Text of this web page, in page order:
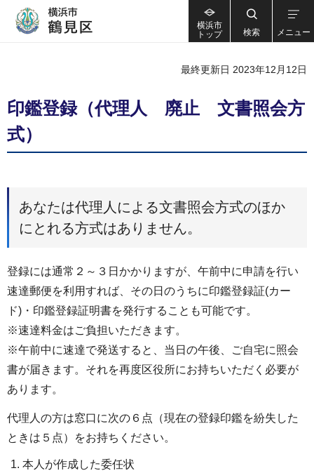
横浜市
トップ
検索 メニュー
最終更新日 2023年12月12日
印鑑登録（代理人 廃止 文書照会方
式）
あなたは代理人による文書照会方式のほか
にとれる方式はありません。
登録には通常２～３日かかりますが、午前中に申請を行い
速達郵便を利用すれば、その日のうちに印鑑登録証(カー
ド)・印鑑登録証明書を発行することも可能です。
※速達料金はご負担いただきます。
※午前中に速達で発送すると、当日の午後、ご自宅に照会
書が届きます。それを再度区役所にお持ちいただく必要が
あります。
代理人の方は窓口に次の６点（現在の登録印鑑を紛失した
ときは５点）をお持ちください。
本人が作成した委任状